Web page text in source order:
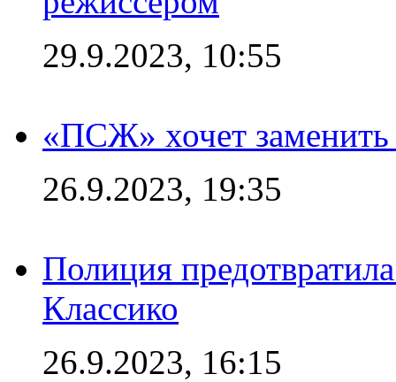
29.9.2023, 10:55
«ПСЖ» хочет
26.9.2023, 19:35
Полиция
Классико
26.9.2023, 16:15